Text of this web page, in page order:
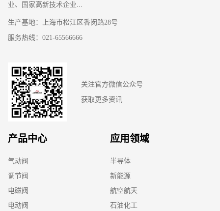
业、国家高新技术企业...
生产基地：上海市松江区香闵路28号
服务热线：021-65566666
关注官方微信公众号
获取更多资讯
产品中心
气动阀
调节阀
电磁阀
电动阀
应用领域
半导体
新能源
航空航天
石油化工